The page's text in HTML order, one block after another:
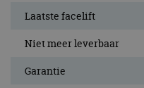
Laatste facelift
Niet meer leverbaar
Garantie